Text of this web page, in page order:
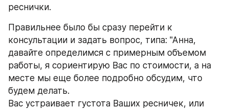
реснички.
Правильнее было бы сразу перейти к
консультации и задать вопрос, типа: "Анна,
давайте определимся с примерным объемом
работы, я сориентирую Вас по стоимости, а на
месте мы еще более подробно обсудим, что
будем делать.
Вас устраивает густота Ваших ресничек, или